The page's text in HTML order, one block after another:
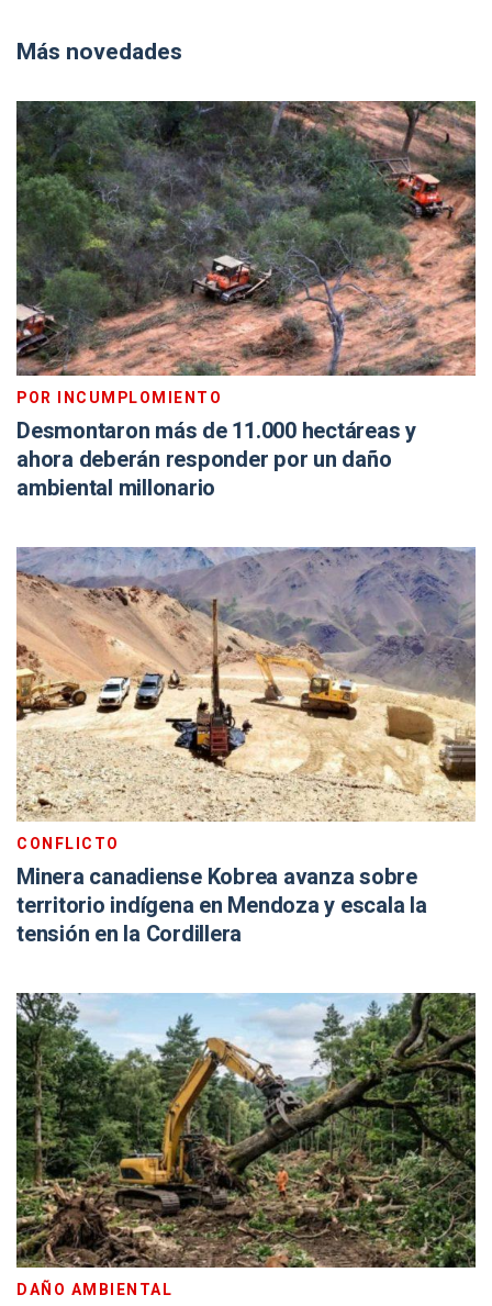
Más novedades
POR INCUMPLOMIENTO
Desmontaron más de 11.000 hectáreas y
ahora deberán responder por un daño
ambiental millonario
CONFLICTO
Minera canadiense Kobrea avanza sobre
territorio indígena en Mendoza y escala la
tensión en la Cordillera
DAÑO AMBIENTAL